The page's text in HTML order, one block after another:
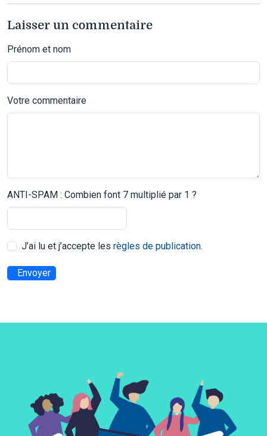
Laisser un commentaire
Prénom et nom
Votre commentaire
ANTI-SPAM : Combien font 7 multiplié par 1 ?
J’ai lu et j’accepte les règles de publication.
Envoyer